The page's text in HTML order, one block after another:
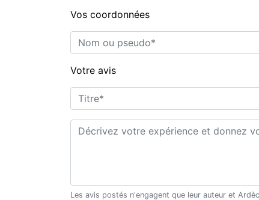
Vos coordonnées
Nom ou pseudo*
Votre avis
Titre*
Commentaire*
Les avis postés n'engagent que leur auteur et Ardèche Découverte ne saurait être tenu pour responsable en cas de litige. Merci de